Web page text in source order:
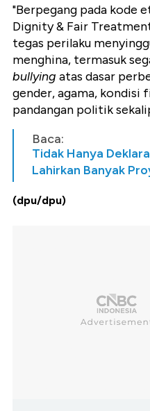
"Berpegang pada kode
Dignity & Fair
tegas perilaku
menghina, termasuk
bullying atas dasar
gender, agama, kondisi
pandangan politik
Baca:
Tidak Hanya
Lahirkan Banyak
(dpu/dpu)